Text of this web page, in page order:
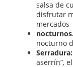
salsa de
disfrutar
mercados
nocturno
Serradura:
aserrín”,